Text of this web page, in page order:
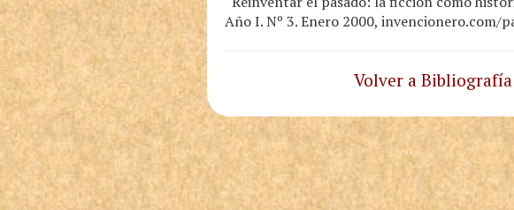
Año I. Nº 3. Enero 2000, invencionero.com/
Volver a